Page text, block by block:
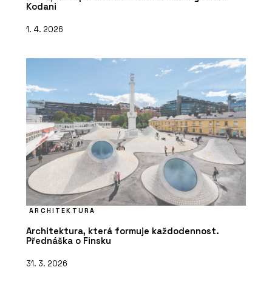
Kodani
1. 4. 2026
ARCHITEKTURA
Architektura, která formuje každodennost.
Přednáška o Finsku
31. 3. 2026